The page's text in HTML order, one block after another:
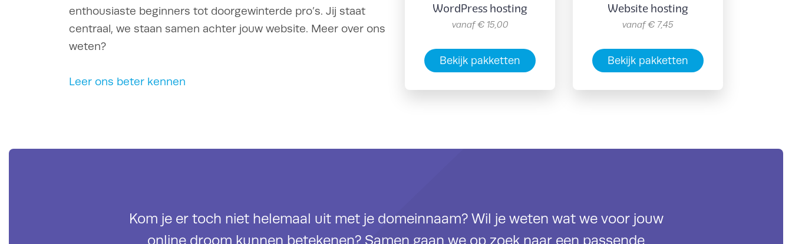
enthousiaste beginners tot doorgewinterde pro’s. Jij staat
centraal, we staan samen achter jouw website. Meer over ons
weten?
Leer ons beter kennen
WordPress hosting
vanaf€ 15,00
Bekijk pakketten
Website hosting
vanaf€ 7,45
Bekijk pakketten
Kom je er toch niet helemaal uit met je domeinnaam? Wil je weten wat we voor jouw
online droom kunnen betekenen? Samen gaan we op zoek naar een passende